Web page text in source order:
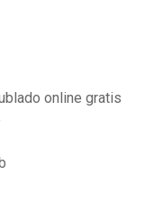
online gratis